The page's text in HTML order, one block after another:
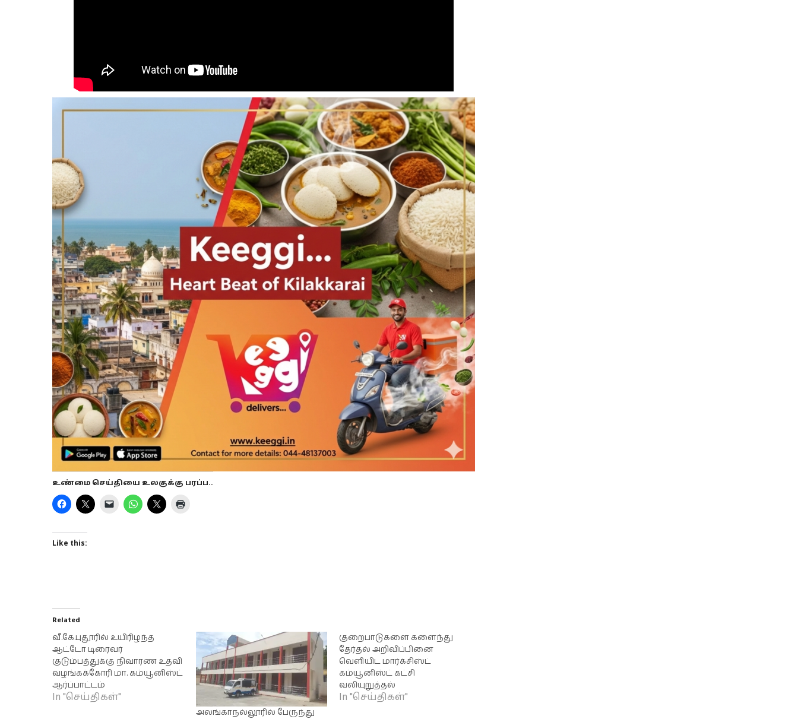
உண்மை செய்தியை உலகுக்கு பரப்ப..
Like this:
Related
வீ.கே.புதூரில் உயிரிழந்த
ஆட்டோ டிரைவர்
குடும்பத்துக்கு நிவாரண உதவி
வழங்கக்கோரி மா. கம்யூனிஸ்ட்
ஆர்ப்பாட்டம்
In "செய்திகள்"
அலங்காநல்லூரில் பேருந்து
குறைபாடுகளை களைந்து
தேர்தல் அறிவிப்பினை
வெளியிட மார்க்சிஸ்ட்
கம்யூனிஸ்ட் கட்சி
வலியுறுத்தல்
In "செய்திகள்"